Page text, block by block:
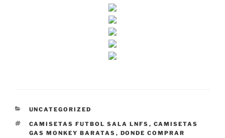
CATEGORÍAS
UNCATEGORIZED
ETIQUETAS
CAMISETAS FUTBOL SALA LNFS , CAMISETAS
GAS MONKEY BARATAS , DONDE COMPRAR